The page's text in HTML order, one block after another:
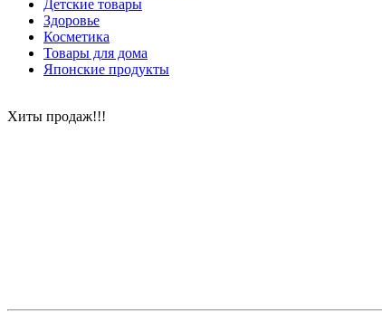
Детские товары
Здоровье
Косметика
Товары для дома
Японские продукты
Хиты продаж!!!